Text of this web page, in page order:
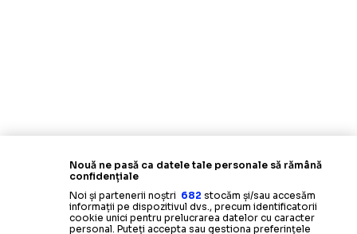
Nouă ne pasă ca datele tale personale să rămână
confidențiale
Noi și partenerii noștri 682 stocăm și/sau accesăm
informații pe dispozitivul dvs., precum identificatorii
cookie unici pentru prelucrarea datelor cu caracter
personal. Puteți accepta sau gestiona preferințele